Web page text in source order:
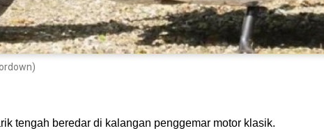
tengah beredar di kalangan penggemar motor klasik.